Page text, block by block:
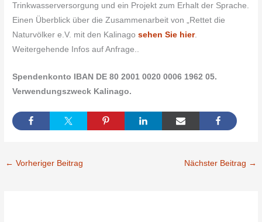
Trinkwasserversorgung und ein Projekt zum Erhalt der Sprache.
Einen Überblick über die Zusammenarbeit von „Rettet die
Naturvölker e.V. mit den Kalinagosehen Sie hier.
Weitergehende Infos auf Anfrage..
Spendenkonto IBAN DE 80 2001 0020 0006 1962 05.
Verwendungszweck Kalinago.
← Vorheriger Beitrag Nächster Beitrag →